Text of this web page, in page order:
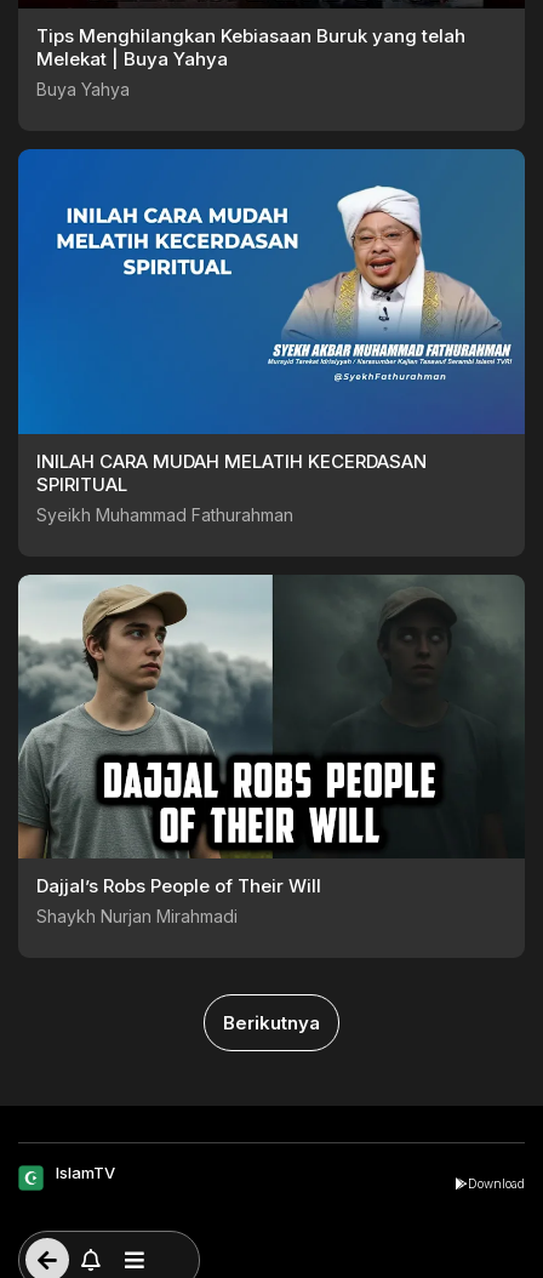
Tips Menghilangkan Kebiasaan Buruk yang telah
Melekat | Buya Yahya
Buya Yahya
INILAH CARA MUDAH MELATIH KECERDASAN
SPIRITUAL
Syeikh Muhammad Fathurahman
Dajjal’s Robs People of Their Will
Shaykh Nurjan Mirahmadi
Berikutnya
IslamTV
Download